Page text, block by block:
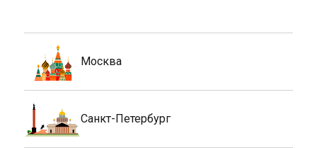
Москва
Санкт-Петербург